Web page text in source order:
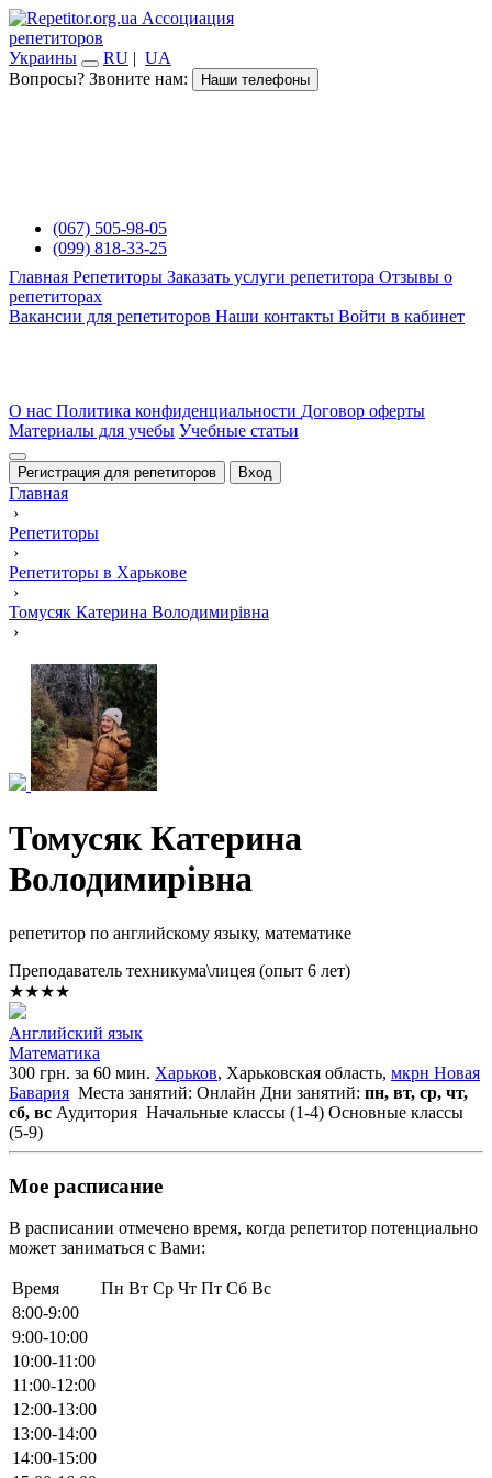
Ассоциация
репетиторов
Украины
RU | UA
Вопросы? Звоните нам:
Наши телефоны
(067) 505-98-05
(099) 818-33-25
Главная Репетиторы Заказать услуги репетитора Отзывы о
репетиторах
Вакансии для репетиторов Наши контакты Войти в кабинет
О нас Политика конфиденциальности Договор оферты
Материалы для учебы Учебные статьи
Регистрация для репетиторов Вход
Главная
›
Репетиторы
›
Репетиторы в Харькове
›
Томусяк Катерина Володимирівна
›
Томусяк Катерина
Володимирівна
репетитор по английскому языку, математике
Преподаватель техникума\лицея (опыт 6 лет)
★★★★
Английский язык
Математика
300 грн. за 60 мин. Харьков, Харьковская область, мкрн Новая
Бавария Места занятий: Онлайн Дни занятий: пн, вт, ср, чт,
сб, вс Аудитория Начальные классы (1-4) Основные классы
(5-9)
Мое расписание
В расписании отмечено время, когда репетитор потенциально
может заниматься с Вами:
Время Пн Вт Ср Чт Пт Сб Вс
8:00-9:00
9:00-10:00
10:00-11:00
11:00-12:00
12:00-13:00
13:00-14:00
14:00-15:00